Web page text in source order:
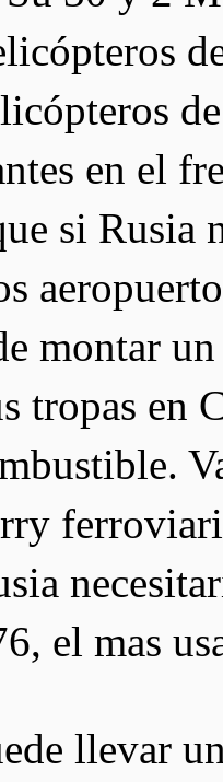
en el
si Rusia
montar
tropas en
el mas
llevar